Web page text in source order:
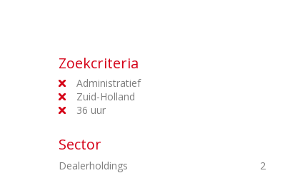
Zoekcriteria
Administratief
Zuid-Holland
36 uur
Sector
Dealerholdings
2